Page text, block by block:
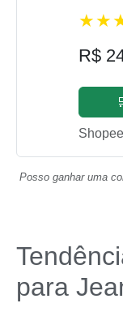
R$
Posso ganhar uma
para